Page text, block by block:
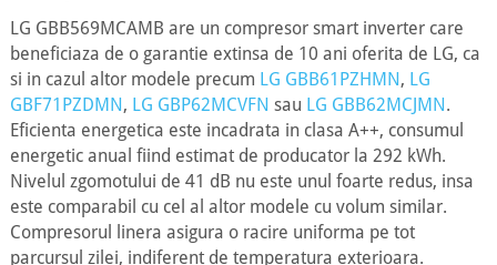
LG GBB569MCAMB are un compresor smart inverter care
beneficiaza de o garantie extinsa de 10 ani oferita de LG, ca
si in cazul altor modele precum LG GBB61PZHMN, LG
GBF71PZDMN, LG GBP62MCVFN sau LG GBB62MCJMN.
Eficienta energetica este incadrata in clasa A++, consumul
energetic anual fiind estimat de producator la 292 kWh.
Nivelul zgomotului de 41 dB nu este unul foarte redus, insa
este comparabil cu cel al altor modele cu volum similar.
Compresorul linera asigura o racire uniforma pe tot
parcursul zilei, indiferent de temperatura exterioara.